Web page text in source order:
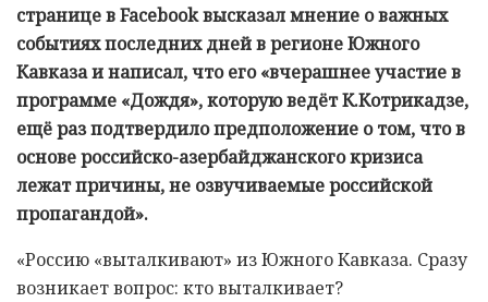
странице в Facebook высказал мнение о важных
событиях последних дней в регионе Южного
Кавказа и написал, что его «вчерашнее участие в
программе «Дождя», которую ведёт К.Котрикадзе,
ещё раз подтвердило предположение о том, что в
основе российско-азербайджанского кризиса
лежат причины, не озвучиваемые российской
пропагандой».
«Россию «выталкивают» из Южного Кавказа. Сразу
возникает вопрос: кто выталкивает?